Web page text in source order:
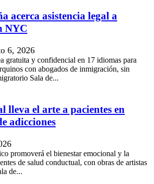
acerca asistencia legal a
NYC
6, 2026
gratuita y confidencial en 17 idiomas para
con abogados de inmigración, sin
Sala de...
lleva el arte a pacientes en
adicciones
promoverá el bienestar emocional y la
de salud conductual, con obras de artistas
de...